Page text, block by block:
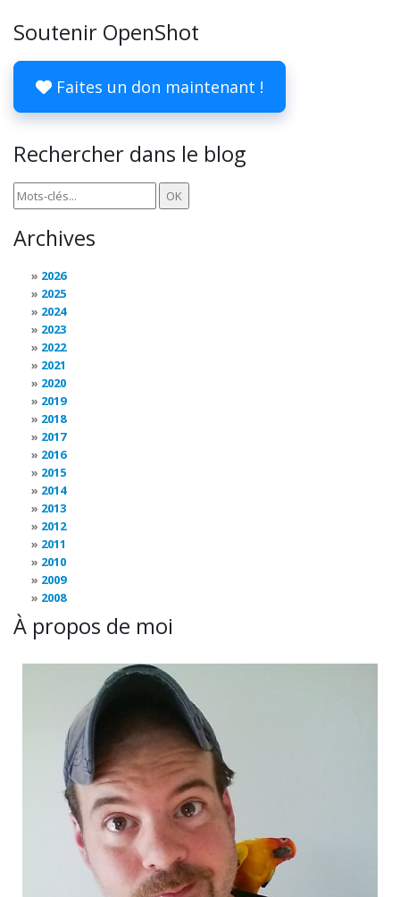
Soutenir OpenShot
Faites un don maintenant !
Rechercher dans le blog
Archives
2026
2025
2024
2023
2022
2021
2020
2019
2018
2017
2016
2015
2014
2013
2012
2011
2010
2009
2008
À propos de moi